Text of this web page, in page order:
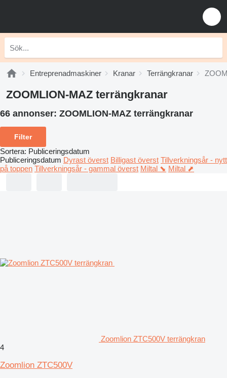
Entreprenadmaskiner Kranar Terrängkranar
ZOOMLION-MAZ terrängkranar
66 annonser: ZOOMLION-MAZ terrängkranar
Filter
Sortera: Publiceringsdatum
Publiceringsdatum Dyrast överst Billigast överst Tillverkningsår - nytt
på toppen Tillverkningsår - gammal överst Miltal ⬊ Miltal ⬈
Zoomlion ZTC500V terrängkran
4
Zoomlion ZTC500V